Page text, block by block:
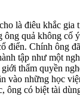
là điêu khắc gia
ông quả không cố
điển. Chính ông
tập như một
thẩm quyền
vào những học
ông có biệt tài